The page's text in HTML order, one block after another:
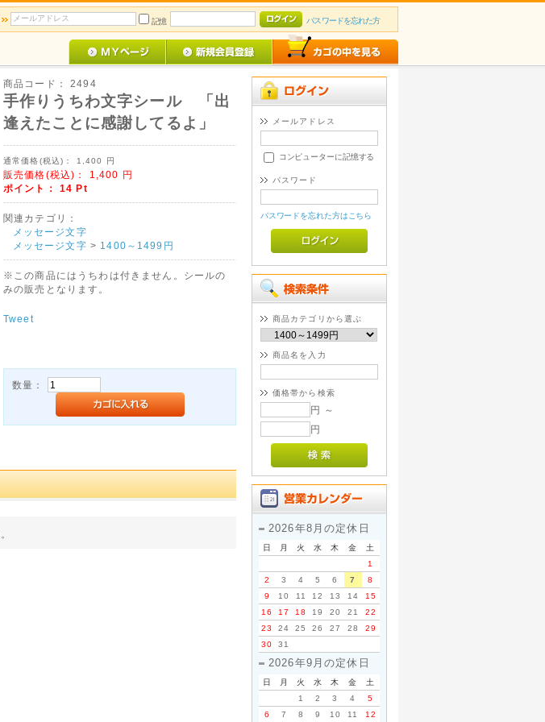
記憶
パスワードを忘れた方
商品コード： 2494
手作りうちわ文字シール 「出
逢えたことに感謝してるよ」
通常価格(税込)： 1,400 円
販売価格(税込)： 1,400 円
ポイント： 14 Pt
関連カテゴリ：
メッセージ文字
メッセージ文字 > 1400～1499円
※この商品にはうちわは付きません。シールの
みの販売となります。
Tweet
数量：
メールアドレス
コンピューターに記憶する
パスワード
パスワードを忘れた方はこちら
商品カテゴリから選ぶ
商品名を入力
価格帯から検索
円 ～
円
2026年8月の定休日
日 月 火 水 木 金
土
1
2
3 4 5 6 7
8
9
10 11 12 13 14
15
16
17 18 19 20 21
22
23
24 25 26 27 28
29
30
31
2026年9月の定休日
日 月 火 水 木 金
土
1
2 3 4
5
6
7 8 9 10 11 12